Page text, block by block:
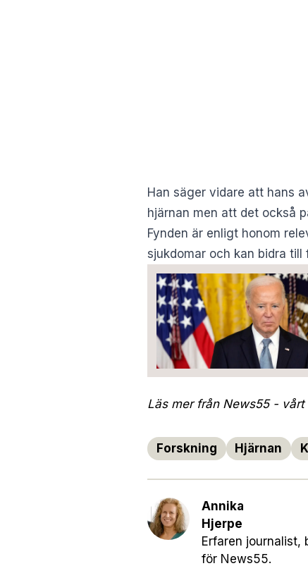
Han säger vidare att hans
hjärnan men att det också
Fynden är enligt honom
sjukdomar och kan bidra
Läs mer från News55 -
Forskning Hjärnan
Annika
Hjerpe
Erfaren journalist,
för News55.